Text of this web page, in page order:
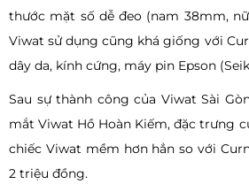
thước mặt số dễ đeo (nam 38mm,
Viwat sử dụng cũng khá giống với
dây da, kính cứng, máy pin Epson
Sau sự thành công của Viwat Sài
mắt Viwat Hồ Hoàn Kiếm, đặc trưng
chiếc Viwat mềm hơn hẳn so với
2 triệu đồng.